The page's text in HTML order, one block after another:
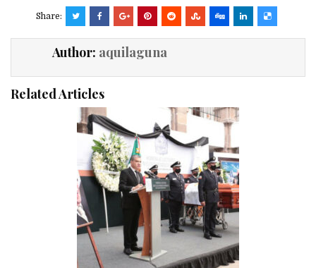
Share:
Author: aquilaguna
Related Articles